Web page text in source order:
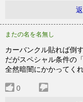
またの名を名無し
カーバンクル貼れば倒
だがスペシャル条件の
全然暗闇にかかってくれ
0